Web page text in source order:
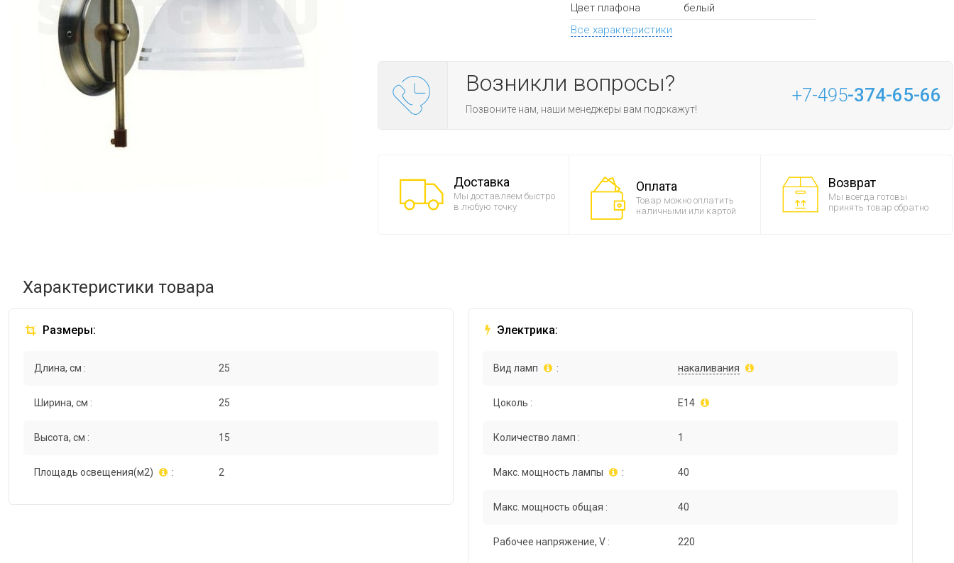
Цвет плафона
белый
Все характеристики
Возникли вопросы?
Позвоните нам, наши менеджеры вам подскажут!
+7-495-374-65-66
Доставка
Мы доставляем быстро
в любую точку
Оплата
Товар можно оплатить
наличными или картой
Возврат
Мы всегда готовы
принять товар обратно
Характеристики товара
Размеры:
Длина, см : 25
Ширина, см : 25
Высота, см : 15
Площадь освещения(м2) : 2
Электрика:
Вид ламп : накаливания
Цоколь : E14
Количество ламп : 1
Макс. мощность лампы : 40
Макс. мощность общая : 40
Рабочее напряжение, V : 220